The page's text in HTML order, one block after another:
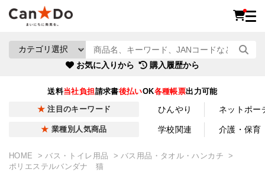
お気に入りから 購入履歴から
送料当社負担請求書後払いOK各種帳票出力可能
注目のキーワード ひんやり ネットポー
業種別人気商品 学校関連 介護・保育
HOME バス・トイレ用品
バス用品・タオル・ハンカチ
ポリエステルバンダナ 猫